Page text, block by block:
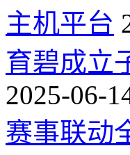
主机平台
育碧成立
2025-06-
赛事联动